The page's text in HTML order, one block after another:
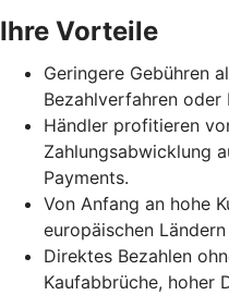
Ihre Vorteile
Geringere Gebühren
Bezahlverfahren
Händler profitieren
Zahlungsabwicklung
Payments.
Von Anfang an hohe
europäischen Ländern
Direktes Bezahlen
Kaufabbrüche, hoher